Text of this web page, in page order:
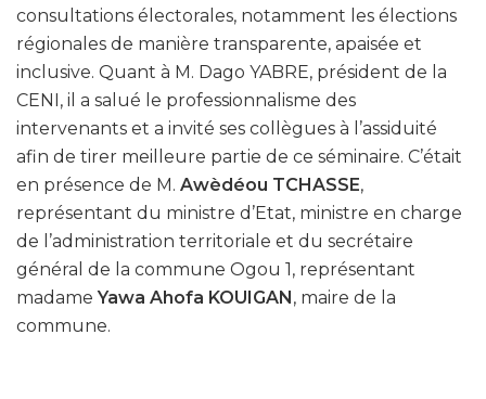
consultations électorales, notamment les élections
régionales de manière transparente, apaisée et
inclusive. Quant à M. Dago YABRE, président de la
CENI, il a salué le professionnalisme des
intervenants et a invité ses collègues à l’assiduité
afin de tirer meilleure partie de ce séminaire. C’était
en présence de M. Awèdéou TCHASSE,
représentant du ministre d’Etat, ministre en charge
de l’administration territoriale et du secrétaire
général de la commune Ogou 1, représentant
madameYawa Ahofa KOUIGAN, maire de la
commune.